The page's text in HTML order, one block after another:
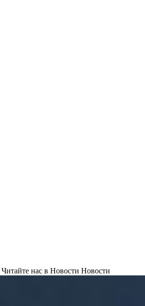
Читайте нас в Новости Новости